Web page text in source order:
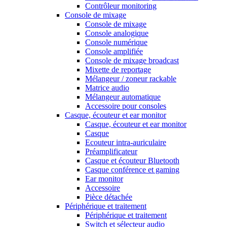
Contrôleur monitoring
Console de mixage
Console de mixage
Console analogique
Console numérique
Console amplifiée
Console de mixage broadcast
Mixette de reportage
Mélangeur / zoneur rackable
Matrice audio
Mélangeur automatique
Accessoire pour consoles
Casque, écouteur et ear monitor
Casque, écouteur et ear monitor
Casque
Ecouteur intra-auriculaire
Préamplificateur
Casque et écouteur Bluetooth
Casque conférence et gaming
Ear monitor
Accessoire
Pièce détachée
Périphérique et traitement
Périphérique et traitement
Switch et sélecteur audio